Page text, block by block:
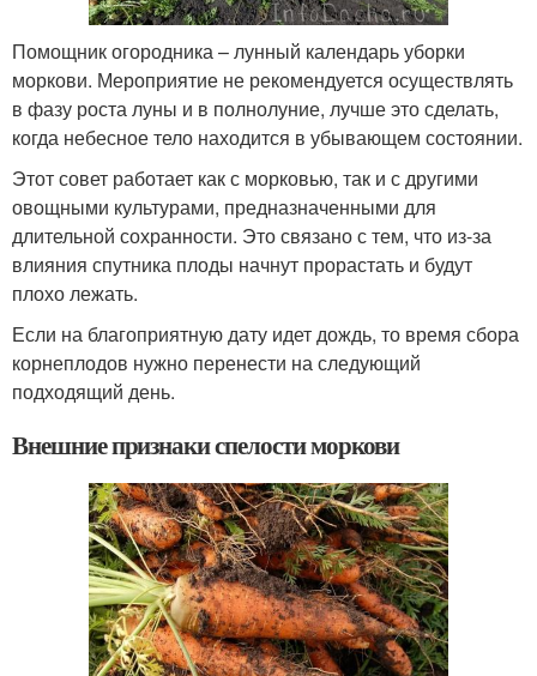
Помощник огородника – лунный календарь уборки
моркови. Мероприятие не рекомендуется осуществлять
в фазу роста луны и в полнолуние, лучше это сделать,
когда небесное тело находится в убывающем состоянии.
Этот совет работает как с морковью, так и с другими
овощными культурами, предназначенными для
длительной сохранности. Это связано с тем, что из-за
влияния спутника плоды начнут прорастать и будут
плохо лежать.
Если на благоприятную дату идет дождь, то время сбора
корнеплодов нужно перенести на следующий
подходящий день.
Внешние признаки спелости моркови